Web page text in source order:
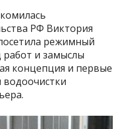
РФ Виктория
режимный
и замыслы
концепция и первые